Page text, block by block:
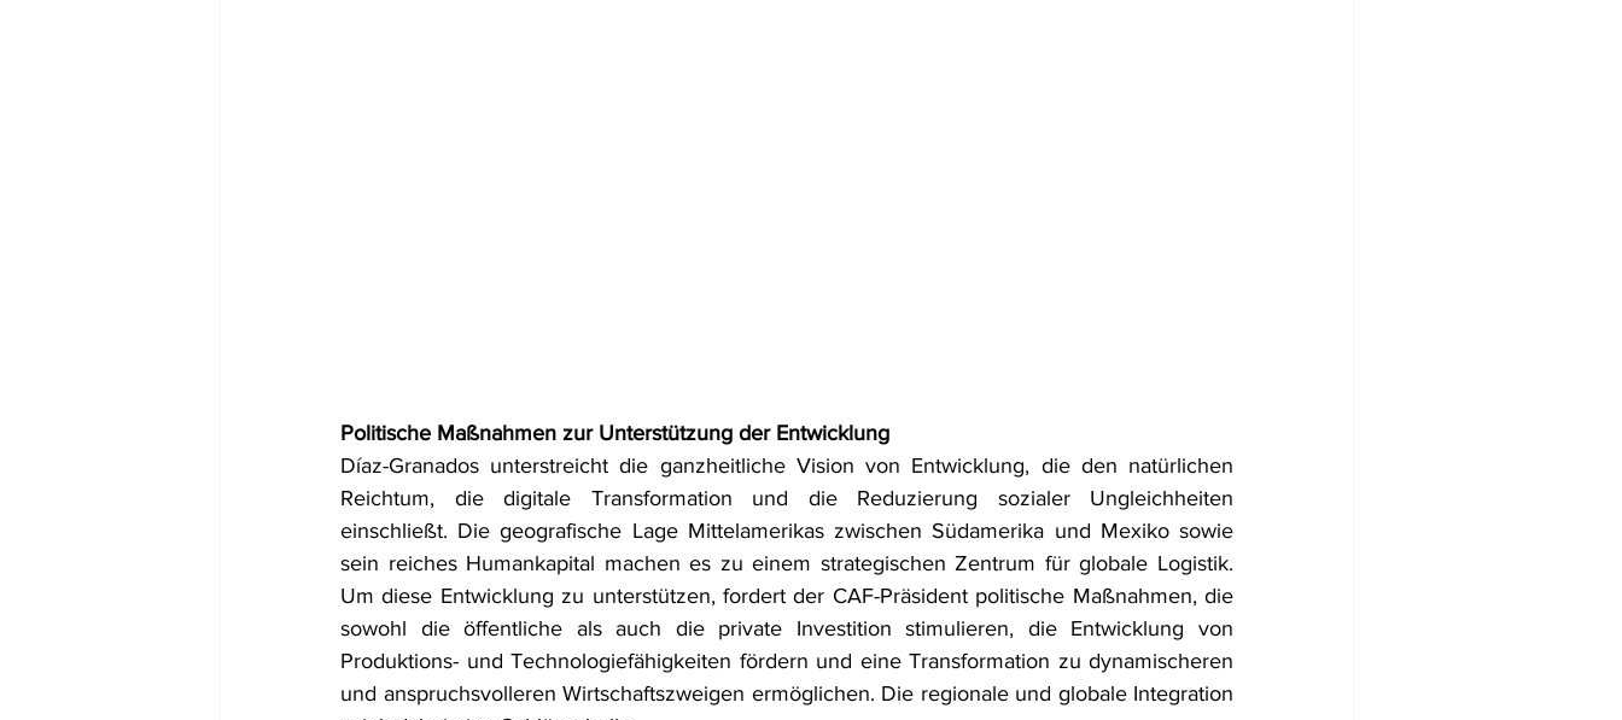
Politische Maßnahmen zur Unterstützung der Entwicklung
Díaz-Granados unterstreicht die ganzheitliche Vision von Entwicklung, die den natürlichen
Reichtum, die digitale Transformation und die Reduzierung sozialer Ungleichheiten
einschließt. Die geografische Lage Mittelamerikas zwischen Südamerika und Mexiko sowie
sein reiches Humankapital machen es zu einem strategischen Zentrum für globale Logistik.
Um diese Entwicklung zu unterstützen, fordert der CAF-Präsident politische Maßnahmen, die
sowohl die öffentliche als auch die private Investition stimulieren, die Entwicklung von
Produktions- und Technologiefähigkeiten fördern und eine Transformation zu dynamischeren
und anspruchsvolleren Wirtschaftszweigen ermöglichen. Die regionale und globale Integration